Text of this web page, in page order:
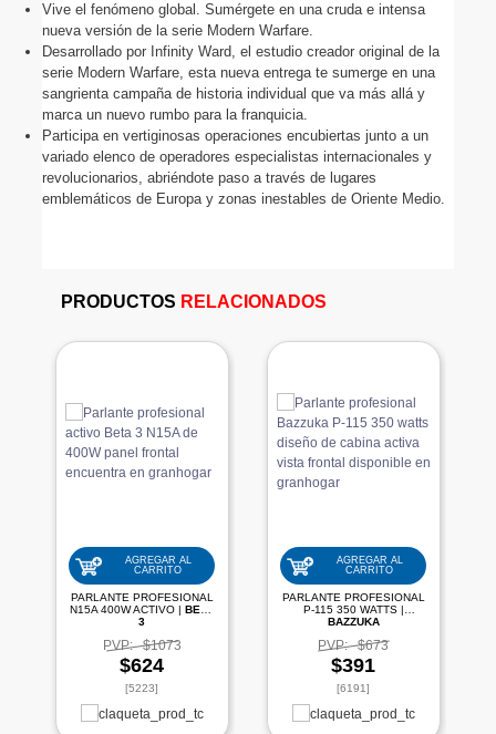
Vive el fenómeno global. Sumérgete en una cruda e intensa
nueva versión de la serie Modern Warfare.
Desarrollado por Infinity Ward, el estudio creador original de la
serie Modern Warfare, esta nueva entrega te sumerge en una
sangrienta campaña de historia individual que va más allá y
marca un nuevo rumbo para la franquicia.
Participa en vertiginosas operaciones encubiertas junto a un
variado elenco de operadores especialistas internacionales y
revolucionarios, abriéndote paso a través de lugares
emblemáticos de Europa y zonas inestables de Oriente Medio.
PRODUCTOS RELACIONADOS
AGREGAR AL
CARRITO
PARLANTE PROFESIONAL
BETA
3
PVP: $1073
$624
[5223]
AGREGAR AL
CARRITO
PARLANTE PROFESIONAL
BAZZUKA
PVP: $673
$391
[6191]